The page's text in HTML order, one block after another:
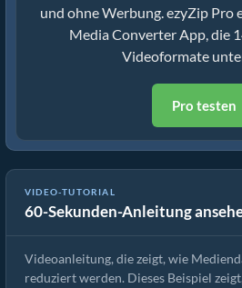
und ohne Werbung. ezyZip Pro
Media Converter App, die
Videoformate
Pro testen
VIDEO-TUTORIAL
60-Sekunden-Anleitung
So Reduzieren Sie die
Anleitung)
Videoanleitung, die zeigt, wie
reduziert werden. Dieses Beispiel